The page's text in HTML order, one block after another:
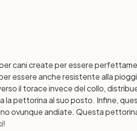
cani create per essere
essere anche resistente alla
il torace invece del collo,
la pettorina al suo posto. Infine,
ovunque andiate. Questa